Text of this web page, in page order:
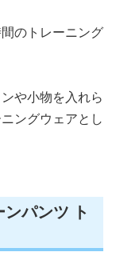
のトレーニング
や小物を入れら
ングウェアとし
パンツ ト